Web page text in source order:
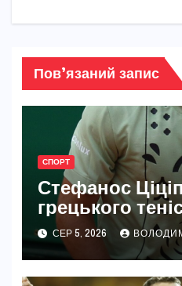
Пов’язаний запис
СПОРТ
Стефанос
грецького
СЕР 5, 2026